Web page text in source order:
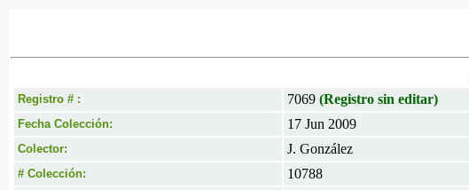
Registro # : 7069 (Registro sin editar)
Fecha Colección: 17 Jun 2009
Colector: J. González
# Colección: 10788